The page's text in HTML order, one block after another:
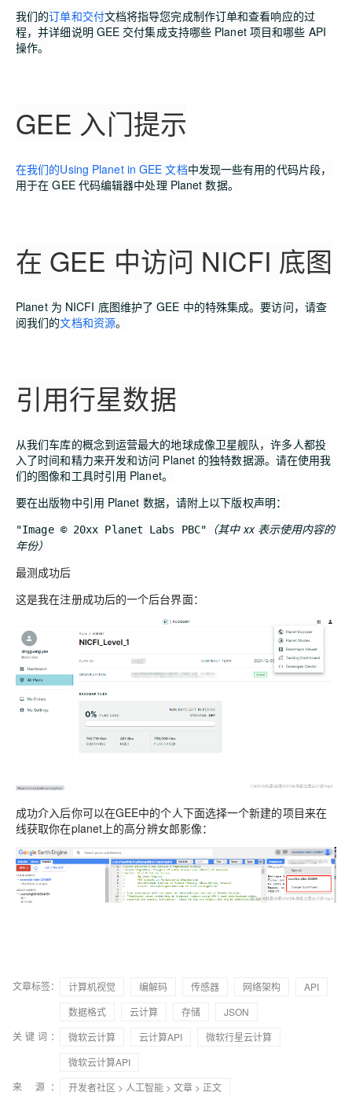
我们的订单和交付文档将指导您完成制作订单和查看响应的过
程，并详细说明 GEE 交付集成支持哪些 Planet 项目和哪些 API
操作。
GEE 入门提示
在我们的Using Planet in GEE 文档中发现一些有用的代码片段，
用于在 GEE 代码编辑器中处理 Planet 数据。
在 GEE 中访问 NICFI 底图
Planet 为 NICFI 底图维护了 GEE 中的特殊集成。要访问，请查
阅我们的文档和资源。
引用行星数据
从我们车库的概念到运营最大的地球成像卫星舰队，许多人都投
入了时间和精力来开发和访问 Planet 的独特数据源。请在使用我
们的图像和工具时引用 Planet。
要在出版物中引用 Planet 数据，请附上以下版权声明：
"Image © 20xx Planet Labs PBC"
（其中 xx 表示使用内容的
年份）
最测成功后
这是我在注册成功后的一个后台界面：
成功介入后你可以在GEE中的个人下面选择一个新建的项目来在
线获取你在planet上的高分辨女郎影像：
文章标签： 计算机视觉 编解码 传感器 网络架构
API
数据格式
云计算 存储
JSON
关键词：
微软云计算 云计算API
微软行星云计算
微软云计算API
来 源：
开发者社区 > 人工智能 > 文章 > 正文